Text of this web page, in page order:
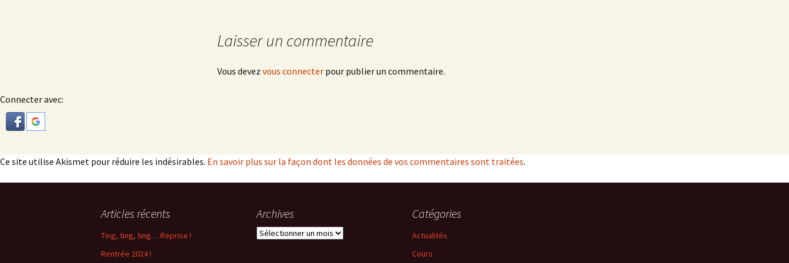
Laisser un commentaire
Vous devez vous connecter pour publier un commentaire.
Connecter avec:
Ce site utilise Akismet pour réduire les indésirables. En savoir plus sur la façon dont les données de vos commentaires sont traitées.
Articles récents
Ting, ting, ting… Reprise !
Rentrée 2024 !
Archives
Archives
Catégories
Actualités
Cours